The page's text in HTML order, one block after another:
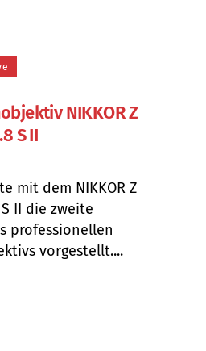
NIKKOR Z
S II
mit dem NIKKOR Z
II die zweite
professionellen
vorgestellt....